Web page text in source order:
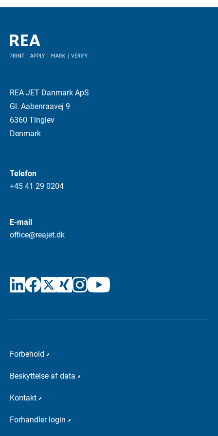
REA JET Danmark ApS
Gl. Aabenraavej 9
6360 Tinglev
Denmark
Telefon
+45 41 29 0204
E-mail
office@reajet.dk
Forbehold
Beskyttelse af data
Kontakt
Forhandler login